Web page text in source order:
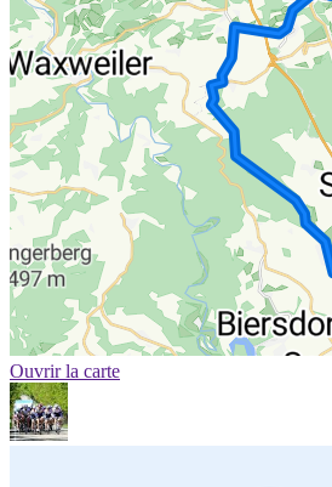
Ouvrir la carte